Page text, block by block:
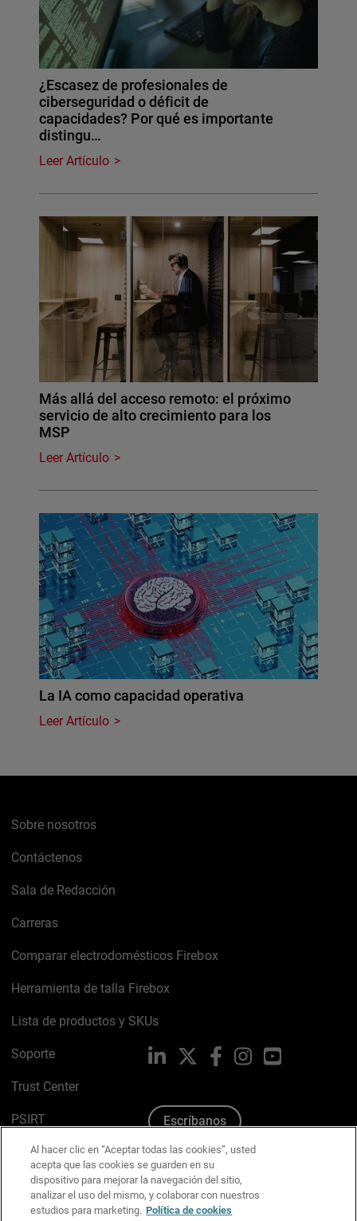
¿Escasez de profesionales de
ciberseguridad o déficit de
capacidades? Por qué es importante
distingu…
Leer Artículo
Más allá del acceso remoto: el próximo
servicio de alto crecimiento para los
MSP
Leer Artículo
La IA como capacidad operativa
Leer Artículo
Sobre nosotros
Contáctenos
Sala de Redacción
Carreras
Comparar electrodomésticos Firebox
Herramienta de talla Firebox
Lista de productos y SKUs
Soporte
Trust Center
PSIRT
Política de cookies
Política de privacidad
Kit de medios y marca
LinkedIn FacebookInstagramYouTube
Escríbanos
Al hacer clic en “Aceptar todas las cookies”, usted
acepta que las cookies se guarden en su
dispositivo para mejorar la navegación del sitio,
analizar el uso del mismo, y colaborar con nuestros
estudios para marketing. Política de cookies